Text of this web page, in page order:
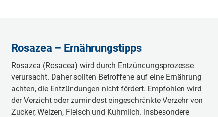
Rosazea – Ernährungstipps
Rosazea (Rosacea) wird durch Entzündungsprozesse
verursacht. Daher sollten Betroffene auf eine Ernährung
achten, die Entzündungen nicht fördert. Empfohlen wird
der Verzicht oder zumindest eingeschränkte Verzehr von
Zucker, Weizen, Fleisch und Kuhmilch. Insbesondere